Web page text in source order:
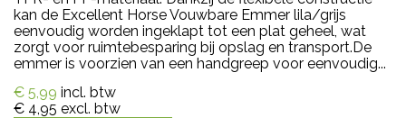
kan de Excellent Horse Vouwbare Emmer lila/grijs
eenvoudig worden ingeklapt tot een plat geheel, wat
zorgt voor ruimtebesparing bij opslag en transport.De
emmer is voorzien van een handgreep voor eenvoudig...
€ 5,99 incl. btw
€ 4,95 excl. btw